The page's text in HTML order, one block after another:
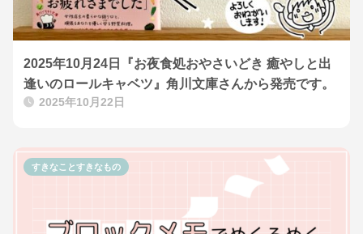
2025年10月24日『お夜食処おやさいどき 癒やしと出
逢いのロールキャベツ』角川文庫さんから発売です。
2025年10月22日
すきなことすきなもの